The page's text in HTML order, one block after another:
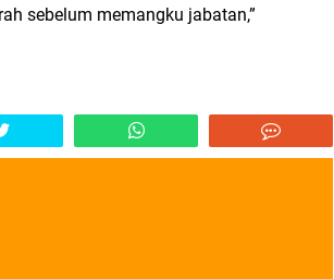
sebelum memangku jabatan,”